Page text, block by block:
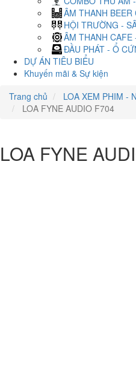
ÂM THANH BEER
HỘI TRƯỜNG -
ÂM THANH CAFE
ĐẦU PHÁT - Ổ
DỰ ÁN TIÊU BIỂU
Khuyến mãi & Sự kiện
Trang chủ
LOA XEM PHIM -
LOA FYNE AUDIO F704
LOA FYNE